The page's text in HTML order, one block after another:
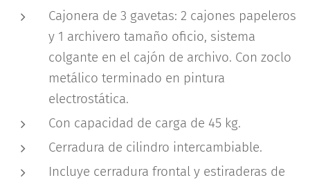
Cajonera de 3 gavetas: 2 cajones papeleros
y 1 archivero tamaño oficio, sistema
colgante en el cajón de archivo. Con zoclo
metálico terminado en pintura
electrostática.
Con capacidad de carga de 45 kg.
Cerradura de cilindro intercambiable.
Incluye cerradura frontal y estiraderas de